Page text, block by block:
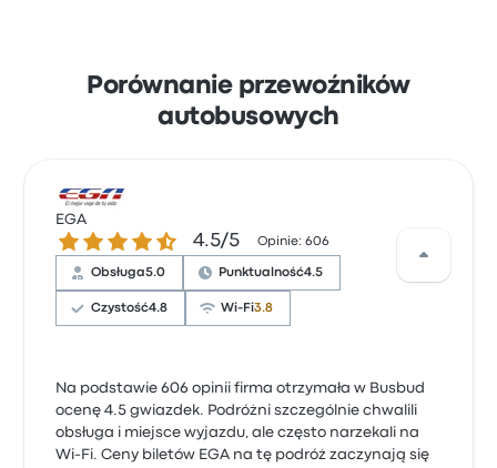
Porównanie przewoźników
autobusowych
EGA
4.5 gwiazdek w skali do 5
4.5/5 Opinie: 606
Obsługa5.0 Punktualność4.5
Czystość4.8 Wi-Fi3.8
Na podstawie 606 opinii firma otrzymała w Busbud
ocenę 4.5 gwiazdek. Podróżni szczególnie chwalili
obsługa i miejsce wyjazdu, ale często narzekali na
Wi-Fi. Ceny biletów EGA na tę podróż zaczynają się